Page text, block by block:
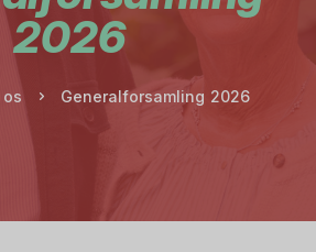
2026
os Generalforsamling 2026